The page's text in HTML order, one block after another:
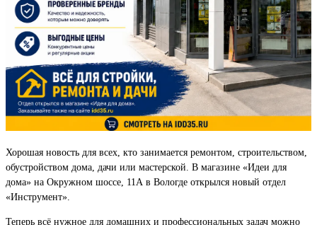
Хорошая новость для всех, кто занимается ремонтом, строительством,
обустройством дома, дачи или мастерской. В магазине «Идеи для
дома» на Окружном шоссе, 11А в Вологде открылся новый отдел
«Инструмент».
Теперь всё нужное для домашних и профессиональных задач можно